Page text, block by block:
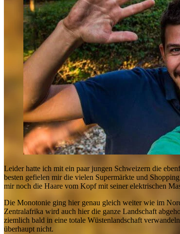
Leider hatte ich mit ein paar jungen Schweizern die
besten gefielen mir die vielen Supermärkte und
mir noch die Haare vom Kopf mit seiner elektrischen
Die Monotonie ging hier genau gleich weiter wie im
Zentralafrika wird auch hier die ganze Landschaft
ziemlich bald in eine totale Wüstenlandschaft
überhaupt nicht.